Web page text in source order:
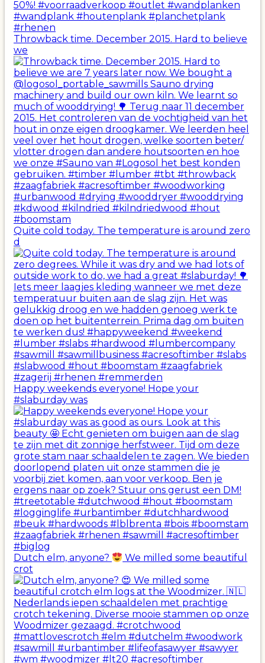
Throwback time. December 2015. Hard to believe
we
Quite cold today. The temperature is around zero
d
Happy weekends everyone! Hope your
#slaburday was
Dutch elm, anyone?
We milled some beautiful
crot